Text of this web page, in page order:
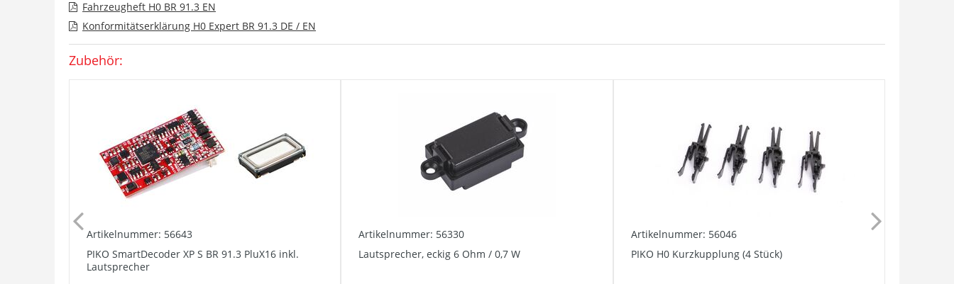
Fahrzeugheft H0 BR 91.3 EN
Konformitätserklärung H0 Expert BR 91.3 DE / EN
Zubehör:
Artikelnummer: 56643
PIKO SmartDecoder XP S BR 91.3 PluX16 inkl.
Lautsprecher
Artikelnummer: 56330
Lautsprecher, eckig 6 Ohm / 0,7 W
Artikelnummer: 56046
PIKO H0 Kurzkupplung (4 Stück)